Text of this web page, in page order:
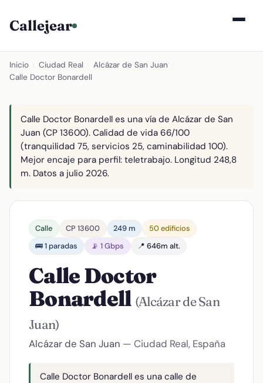
Callejear
Inicio Ciudad Real Alcázar de San Juan
Calle Doctor Bonardell
Calle Doctor Bonardell es una vía de Alcázar de San
Juan (CP 13600). Calidad de vida 66/100
(tranquilidad 75, servicios 25, caminabilidad 100).
Mejor encaje para perfil: teletrabajo. Longitud 248,8
m. Datos a julio 2026.
Calle CP 13600 249 m
50 edificios
🚌 1 paradas
📡 1 Gbps 📍 646m alt.
Calle Doctor
Bonardell (Alcázar de San
Juan)
Alcázar de San Juan — Ciudad Real, España
Calle Doctor Bonardell es una calle de